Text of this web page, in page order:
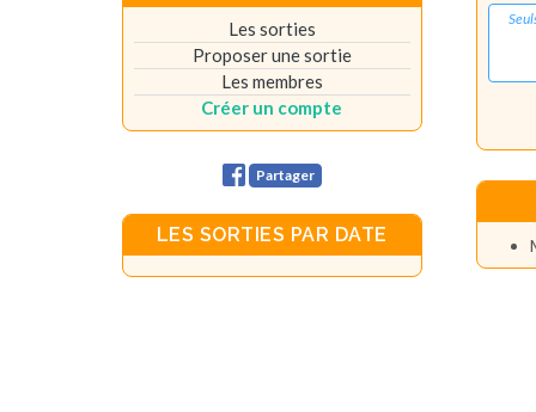
Les sorties
Proposer une sortie
Les membres
Créer un compte
Partager
LES SORTIES PAR DATE